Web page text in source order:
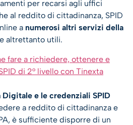
per recarsi agli uffici
al reddito di cittadinanza, SPID
a numerosi altri servizi della
altrettanto utili.
fare a richiedere, ottenere e
di 2° livello con Tinexta
e le credenziali SPID
a reddito di cittadinanza e
è sufficiente disporre di un